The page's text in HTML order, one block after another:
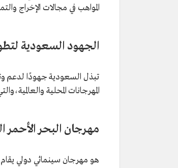
المواهب في مجالات الإخراج
الجهود السعودية
تبذل السعودية جهودًا لدعم
المهرجانات المحلية
مهرجان البحر الأحمر
هو مهرجان سينمائي دولي يقام